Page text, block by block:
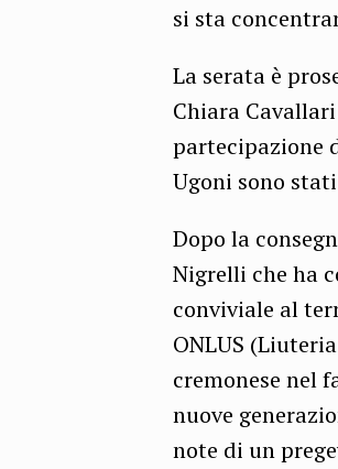
si sta
La serata è
Chiara
partecipazione
Ugoni sono
Dopo la
Nigrelli che ha
conviviale al
ONLUS
cremonese nel
nuove
note di un